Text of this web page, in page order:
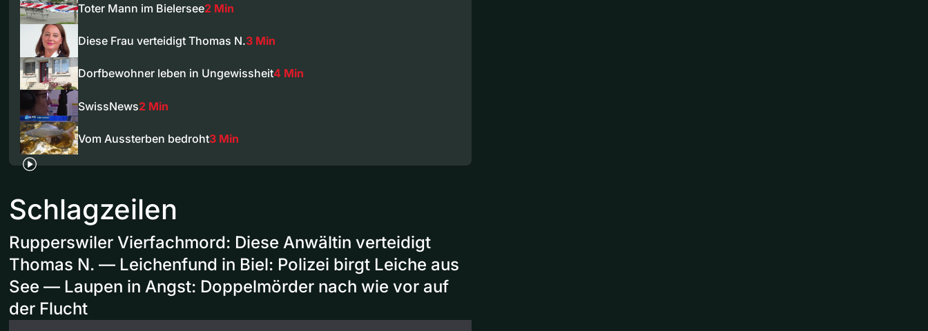
Toter Mann im Bielersee2 Min
Diese Frau verteidigt Thomas N.3 Min
Dorfbewohner leben in Ungewissheit4 Min
SwissNews2 Min
Vom Aussterben bedroht3 Min
Schlagzeilen
Rupperswiler Vierfachmord: Diese Anwältin verteidigt
Thomas N. — Leichenfund in Biel: Polizei birgt Leiche aus
See — Laupen in Angst: Doppelmörder nach wie vor auf
der Flucht